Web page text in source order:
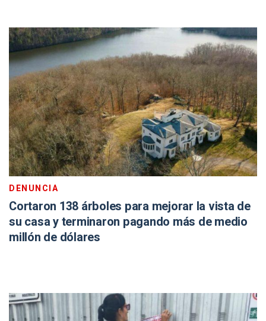
DENUNCIA
Cortaron 138 árboles para mejorar la vista de
su casa y terminaron pagando más de medio
millón de dólares